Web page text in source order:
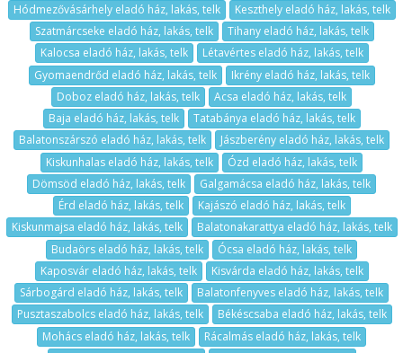
Hódmezővásárhely eladó ház, lakás, telk
Keszthely eladó ház, lakás, telk
Szatmárcseke eladó ház, lakás, telk
Tihany eladó ház, lakás, telk
Kalocsa eladó ház, lakás, telk
Létavértes eladó ház, lakás, telk
Gyomaendrőd eladó ház, lakás, telk
Ikrény eladó ház, lakás, telk
Doboz eladó ház, lakás, telk
Acsa eladó ház, lakás, telk
Baja eladó ház, lakás, telk
Tatabánya eladó ház, lakás, telk
Balatonszárszó eladó ház, lakás, telk
Jászberény eladó ház, lakás, telk
Kiskunhalas eladó ház, lakás, telk
Ózd eladó ház, lakás, telk
Dömsöd eladó ház, lakás, telk
Galgamácsa eladó ház, lakás, telk
Érd eladó ház, lakás, telk
Kajászó eladó ház, lakás, telk
Kiskunmajsa eladó ház, lakás, telk
Balatonakarattya eladó ház, lakás, telk
Budaörs eladó ház, lakás, telk
Ócsa eladó ház, lakás, telk
Kaposvár eladó ház, lakás, telk
Kisvárda eladó ház, lakás, telk
Sárbogárd eladó ház, lakás, telk
Balatonfenyves eladó ház, lakás, telk
Pusztaszabolcs eladó ház, lakás, telk
Békéscsaba eladó ház, lakás, telk
Mohács eladó ház, lakás, telk
Rácalmás eladó ház, lakás, telk